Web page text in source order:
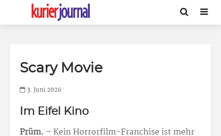
Scary Movie
3. Juni 2026
Im Eifel Kino
Prüm. – Kein Horrorfilm-Franchise ist mehr